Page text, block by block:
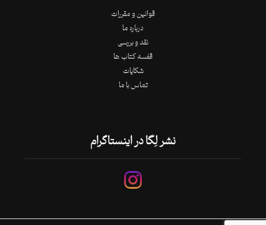
قوانین و مقررات
درباره ما
نقد و بررسی
قفسه کتاب ها
شکایات
تماس با ما
نشر لِگا در اینستاگرام